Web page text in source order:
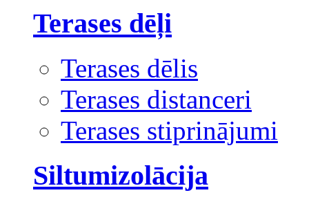
Terases dēļi
Terases dēlis
Terases distanceri
Terases stiprinājumi
Siltumizolācija